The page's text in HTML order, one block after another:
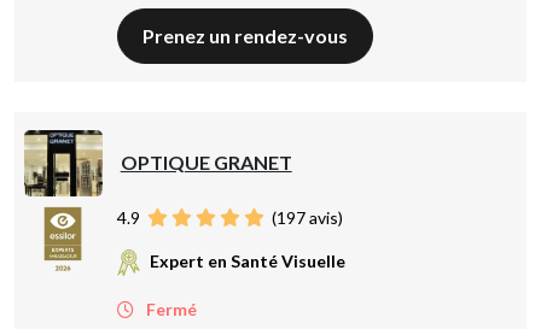
Prenez un rendez-vous
OPTIQUE GRANET
4.9 (197avis)
Expert en Santé Visuelle
Fermé